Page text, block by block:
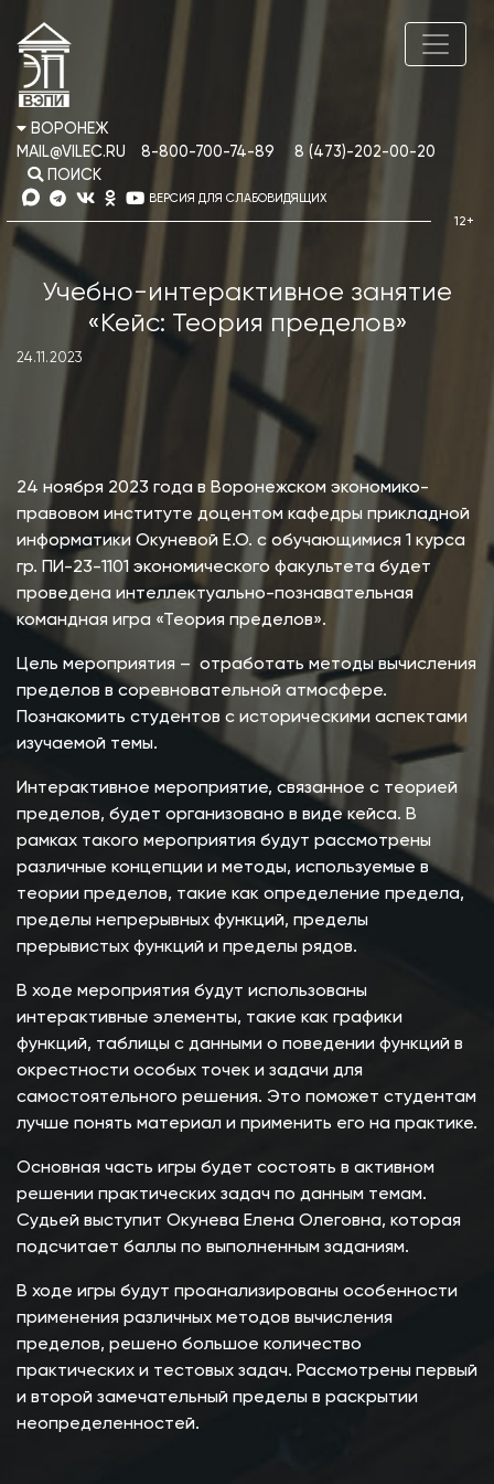
ВОРОНЕЖ
MAIL@VILEC.RU
8-800-700-74-89
8 (473)-202-00-20
ПОИСК
ВЕРСИЯ ДЛЯ СЛАБОВИДЯЩИХ
Учебно-интерактивное занятие
«Кейс: Теория пределов»
24.11.2023
24 ноября 2023 года в Воронежском экономико-
правовом институте доцентом кафедры прикладной
информатики Окуневой Е.О. с обучающимися 1 курса
гр. ПИ-23-1101 экономического факультета будет
проведена интеллектуально-познавательная
командная игра «Теория пределов».
Цель мероприятия – отработать методы вычисления
пределов в соревновательной атмосфере.
Познакомить студентов с историческими аспектами
изучаемой темы.
Интерактивное мероприятие, связанное с теорией
пределов, будет организовано в виде кейса. В
рамках такого мероприятия будут рассмотрены
различные концепции и методы, используемые в
теории пределов, такие как определение предела,
пределы непрерывных функций, пределы
прерывистых функций и пределы рядов.
В ходе мероприятия будут использованы
интерактивные элементы, такие как графики
функций, таблицы с данными о поведении функций в
окрестности особых точек и задачи для
самостоятельного решения. Это поможет студентам
лучше понять материал и применить его на практике.
Основная часть игры будет состоять в активном
решении практических задач по данным темам.
Судьей выступит Окунева Елена Олеговна, которая
подсчитает баллы по выполненным заданиям.
В ходе игры будут проанализированы особенности
применения различных методов вычисления
пределов, решено большое количество
практических и тестовых задач. Рассмотрены первый
и второй замечательный пределы в раскрытии
неопределенностей.